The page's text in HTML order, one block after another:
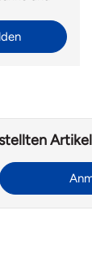
beliebten
Hélène